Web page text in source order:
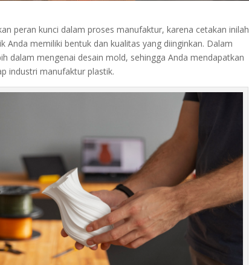
peran kunci dalam proses manufaktur, karena cetakan inilah
Anda memiliki bentuk dan kualitas yang diinginkan. Dalam
dalam mengenai desain mold, sehingga Anda mendapatkan
industri manufaktur plastik.